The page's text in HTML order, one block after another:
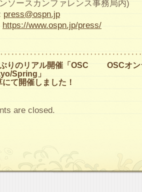
ソースカンファレンス事務局内)
press@ospn.jp
https://www.ospn.jp/press/
りのリアル開催「OSC
Spring」
にて開催しました！
OSCオ
are closed.